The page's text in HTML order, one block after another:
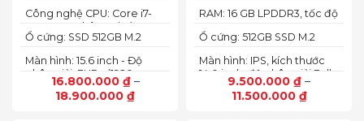
16.800.000 ₫–
18.900.000 ₫
Màn hình: 15.6 inch - Độ
phân giải: FHD+ (1920 x
1200 px)
Ổ cứng: SSD 512GB M.2
Công nghệ CPU: Core i7-
10750H, 6 nhân, 12 luồng
9.500.000 ₫ –
11.500.000 ₫
Màn hình: IPS, kích thước
14.0 inch, độ phân giải Full
HD (1920 x 1080)
Ổ cứng: 512GB SSD M.2
RAM: 16 GB LPDDR3, tốc độ